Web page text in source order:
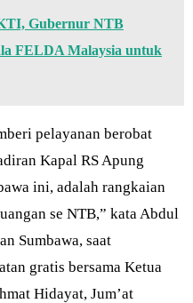
Gubernur NTB
FELDA Malaysia untuk
pelayanan berobat
Kapal RS Apung
ini, adalah rangkaian
se NTB,” kata Abdul
Sumbawa, saat
gratis bersama Ketua
Hidayat, Jum’at